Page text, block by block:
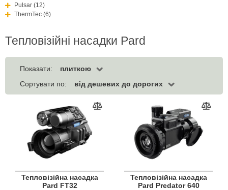
Pulsar (12)
ThermTec (6)
Тепловізійні насадки Pard
Показати:
плиткою
Сортувати по:
від дешевих до дорогих
Тепловізійна насадка
Pard FT32
Тепловізійна насадка
Pard Predator 640